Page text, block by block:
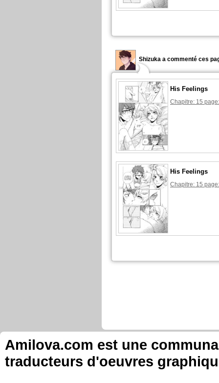
Shizuka a commenté ces
His Feelings
Chapitre: 15
His Feelings
Chapitre: 15
Amilova.com est une
traducteurs d'oeuvres